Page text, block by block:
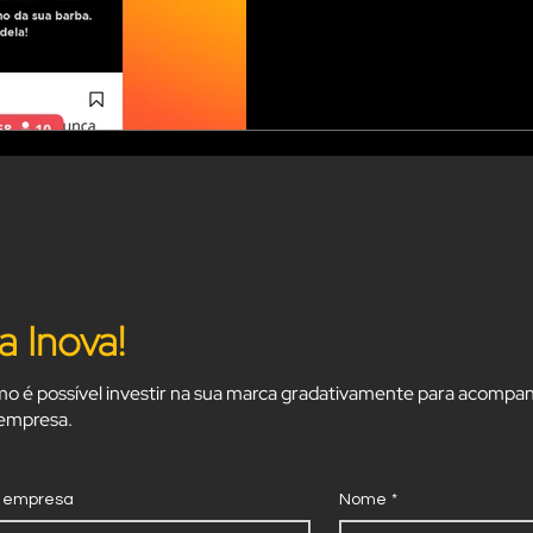
Inova!
é possível investir na sua marca gradativamente para
Nome *